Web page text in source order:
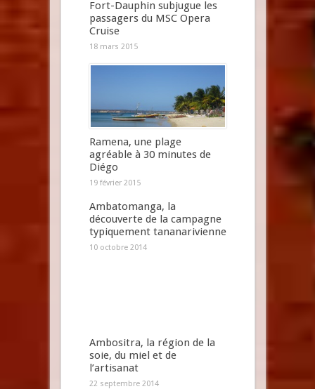
Fort-Dauphin subjugue les
passagers du MSC Opera
Cruise
18 mars 2015
Ramena, une plage
agréable à 30 minutes de
Diégo
19 février 2015
Ambatomanga, la
découverte de la campagne
typiquement tananarivienne
10 octobre 2014
Ambositra, la région de la
soie, du miel et de
l’artisanat
22 septembre 2014